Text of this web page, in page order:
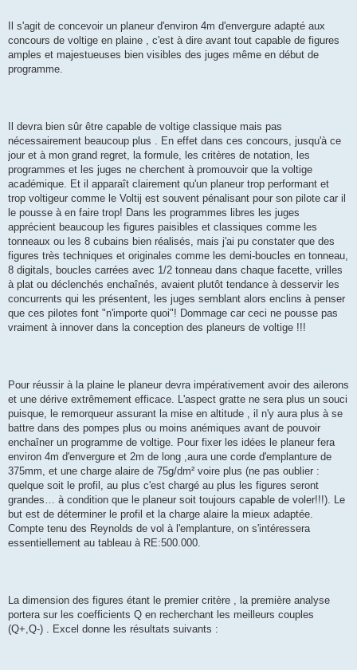
Il s'agit de concevoir un planeur d'environ 4m d'envergure adapté aux
concours de voltige en plaine , c'est à dire avant tout capable de figures
amples et majestueuses bien visibles des juges même en début de
programme.
Il devra bien sûr être capable de voltige classique mais pas
nécessairement beaucoup plus . En effet dans ces concours, jusqu'à ce
jour et à mon grand regret, la formule, les critères de notation, les
programmes et les juges ne cherchent à promouvoir que la voltige
académique. Et il apparaît clairement qu'un planeur trop performant et
trop voltigeur comme le Voltij est souvent pénalisant pour son pilote car il
le pousse à en faire trop! Dans les programmes libres les juges
apprécient beaucoup les figures paisibles et classiques comme les
tonneaux ou les 8 cubains bien réalisés, mais j'ai pu constater que des
figures très techniques et originales comme les demi-boucles en tonneau,
8 digitals, boucles carrées avec 1/2 tonneau dans chaque facette, vrilles
à plat ou déclenchés enchaînés, avaient plutôt tendance à desservir les
concurrents qui les présentent, les juges semblant alors enclins à penser
que ces pilotes font "n'importe quoi"! Dommage car ceci ne pousse pas
vraiment à innover dans la conception des planeurs de voltige !!!
Pour réussir à la plaine le planeur devra impérativement avoir des ailerons
et une dérive extrêmement efficace. L'aspect gratte ne sera plus un souci
puisque, le remorqueur assurant la mise en altitude , il n'y aura plus à se
battre dans des pompes plus ou moins anémiques avant de pouvoir
enchaîner un programme de voltige. Pour fixer les idées le planeur fera
environ 4m d'envergure et 2m de long ,aura une corde d'emplanture de
375mm, et une charge alaire de 75g/dm² voire plus (ne pas oublier :
quelque soit le profil, au plus c'est chargé au plus les figures seront
grandes… à condition que le planeur soit toujours capable de voler!!!). Le
but est de déterminer le profil et la charge alaire la mieux adaptée.
Compte tenu des Reynolds de vol à l'emplanture, on s'intéressera
essentiellement au tableau à RE:500.000.
La dimension des figures étant le premier critère , la première analyse
portera sur les coefficients Q en recherchant les meilleurs couples
(Q+,Q-) . Excel donne les résultats suivants :